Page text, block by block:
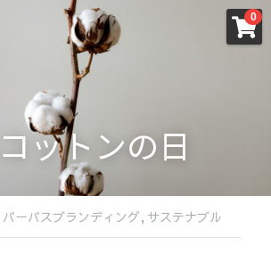
0
境に配慮した商品」についてのブ
ットンの日
パーパスブランディング, サステナブル
×
ストアカテゴリー
ゴリー